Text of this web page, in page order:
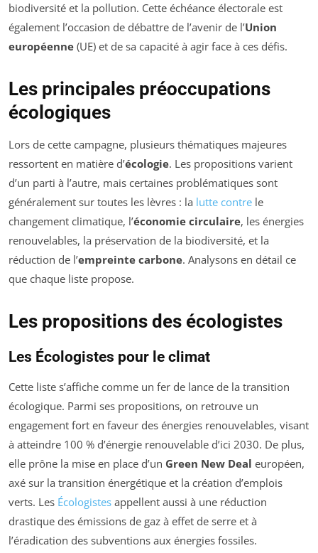
biodiversité et la pollution. Cette échéance électorale est
également l’occasion de débattre de l’avenir de l’Union
européenne (UE) et de sa capacité à agir face à ces défis.
Les principales préoccupations
écologiques
Lors de cette campagne, plusieurs thématiques majeures
ressortent en matière d’écologie. Les propositions varient
d’un parti à l’autre, mais certaines problématiques sont
généralement sur toutes les lèvres : la lutte contre le
changement climatique, l’économie circulaire, les énergies
renouvelables, la préservation de la biodiversité, et la
réduction de l’empreinte carbone. Analysons en détail ce
que chaque liste propose.
Les propositions des écologistes
Les Écologistes pour le climat
Cette liste s’affiche comme un fer de lance de la transition
écologique. Parmi ses propositions, on retrouve un
engagement fort en faveur des énergies renouvelables, visant
à atteindre 100 % d’énergie renouvelable d’ici 2030. De plus,
elle prône la mise en place d’un Green New Deal européen,
axé sur la transition énergétique et la création d’emplois
verts. Les Écologistes appellent aussi à une réduction
drastique des émissions de gaz à effet de serre et à
l’éradication des subventions aux énergies fossiles.